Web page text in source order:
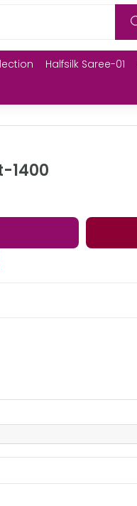
Halfsilk Saree-01
1400